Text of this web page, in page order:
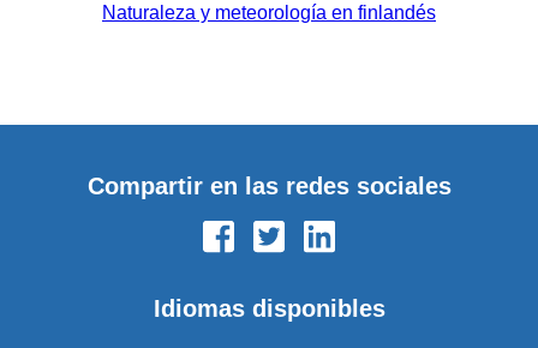
Naturaleza y meteorología en finlandés
Compartir en las redes sociales
Idiomas disponibles